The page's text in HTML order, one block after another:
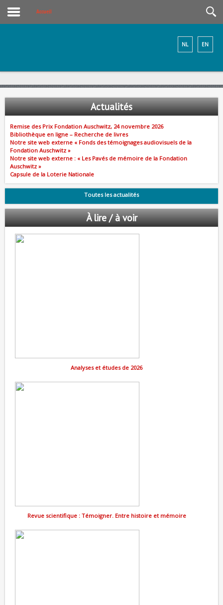
Accueil
EN
NL
Actualités
Remise des Prix Fondation Auschwitz, 24 novembre 2026
Bibliothèque en ligne – Recherche de livres
Notre site web externe « Fonds des témoignages audiovisuels de la
Fondation Auschwitz »
Notre site web externe : « Les Pavés de mémoire de la Fondation
Auschwitz »
Capsule de la Loterie Nationale
Toutes les actualités
À lire / à voir
Analyses et études de 2026
Revue scientifique : Témoigner. Entre histoire et mémoire